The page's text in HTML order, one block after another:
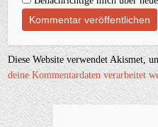
Diese Website verwendet Akismet,
deine Kommentardaten verarbeitet